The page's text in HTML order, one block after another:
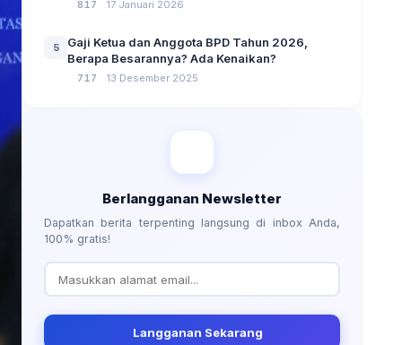
817 17 Januari 2026
5
Gaji Ketua dan Anggota BPD Tahun 2026,
Berapa Besarannya? Ada Kenaikan?
717 13 Desember 2025
Berlangganan Newsletter
Dapatkan berita terpenting langsung di inbox Anda,
100% gratis!
Langganan Sekarang